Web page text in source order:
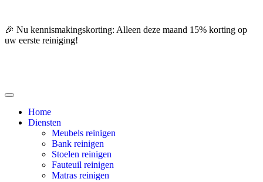
🎉 Nu kennismakingskorting: Alleen deze maand 15% korting op
uw eerste reiniging!
Home
Diensten
Meubels reinigen
Bank reinigen
Stoelen reinigen
Fauteuil reinigen
Matras reinigen